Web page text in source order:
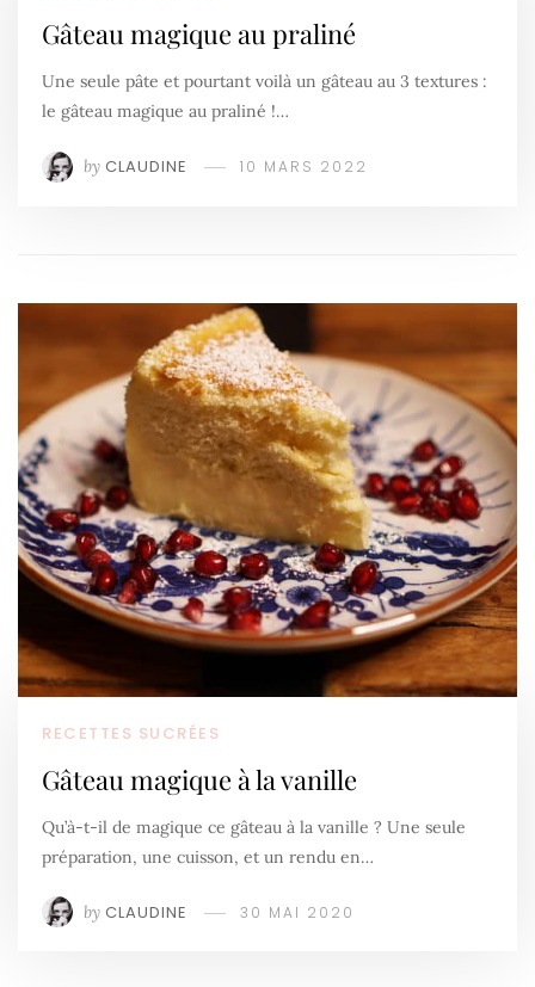
Gâteau magique au praliné
Une seule pâte et pourtant voilà un gâteau au 3 textures :
le gâteau magique au praliné !…
by CLAUDINE 10 MARS 2022
RECETTES SUCRÉES
Gâteau magique à la vanille
Qu’à-t-il de magique ce gâteau à la vanille ? Une seule
préparation, une cuisson, et un rendu en…
by CLAUDINE 30 MAI 2020